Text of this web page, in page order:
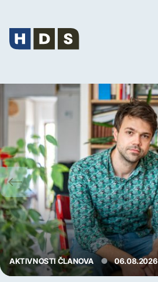
Vijesti
AKTIVNOSTI ČLANOVA 06.08.2026